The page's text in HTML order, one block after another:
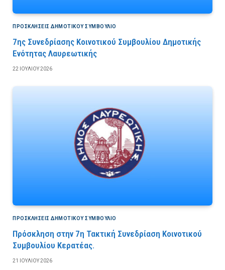
ΠΡΟΣΚΛΉΣΕΙΣ ΔΗΜΟΤΙΚΟΎ ΣΥΜΒΟΎΛΙΟ
7ης Συνεδρίασης Κοινοτικού Συμβουλίου Δημοτικής
Ενότητας Λαυρεωτικής
22 ΙΟΥΛΊΟΥ 2026
ΠΡΟΣΚΛΉΣΕΙΣ ΔΗΜΟΤΙΚΟΎ ΣΥΜΒΟΎΛΙΟ
Πρόσκληση στην 7η Τακτική Συνεδρίαση Κοινοτικού
Συμβουλίου Κερατέας.
21 ΙΟΥΛΊΟΥ 2026